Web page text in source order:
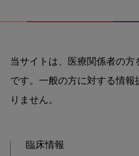
当サイトは、医療関係者の方
です。一般の方に対する情報
りません。
臨床情報